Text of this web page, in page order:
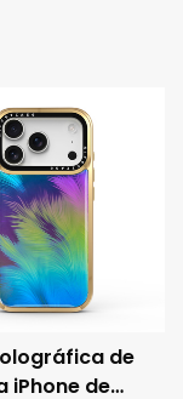
de
iPhone de